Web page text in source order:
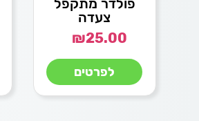
פולדר מתקפל
צעדה
₪25.00
לפרטים